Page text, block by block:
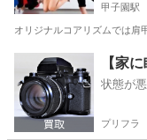
甲子園駅
オリジナルコアリズムでは肩
西宮市 甲子園
【家
状態が
プリフラ